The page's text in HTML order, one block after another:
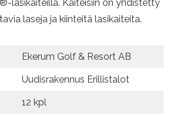
lasikaiteilla. Kaiteisiin on yhdistetty
laseja ja kiinteitä lasikaiteita.
Ekerum Golf & Resort AB
Uudisrakennus Erillistalot
12 kpl